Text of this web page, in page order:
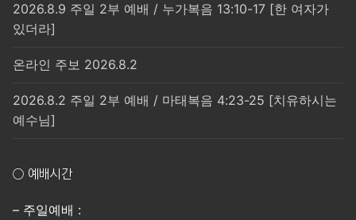
2026.8.9 주일 2부 예배 / 누가복음 13:10-17 [한 여자가
있더라]
온라인 주보 2026.8.2
2026.8.2 주일 2부 예배 / 마태복음 4:23-25 [치유하시는
예수님]
○ 예배시간
– 주일예배 :